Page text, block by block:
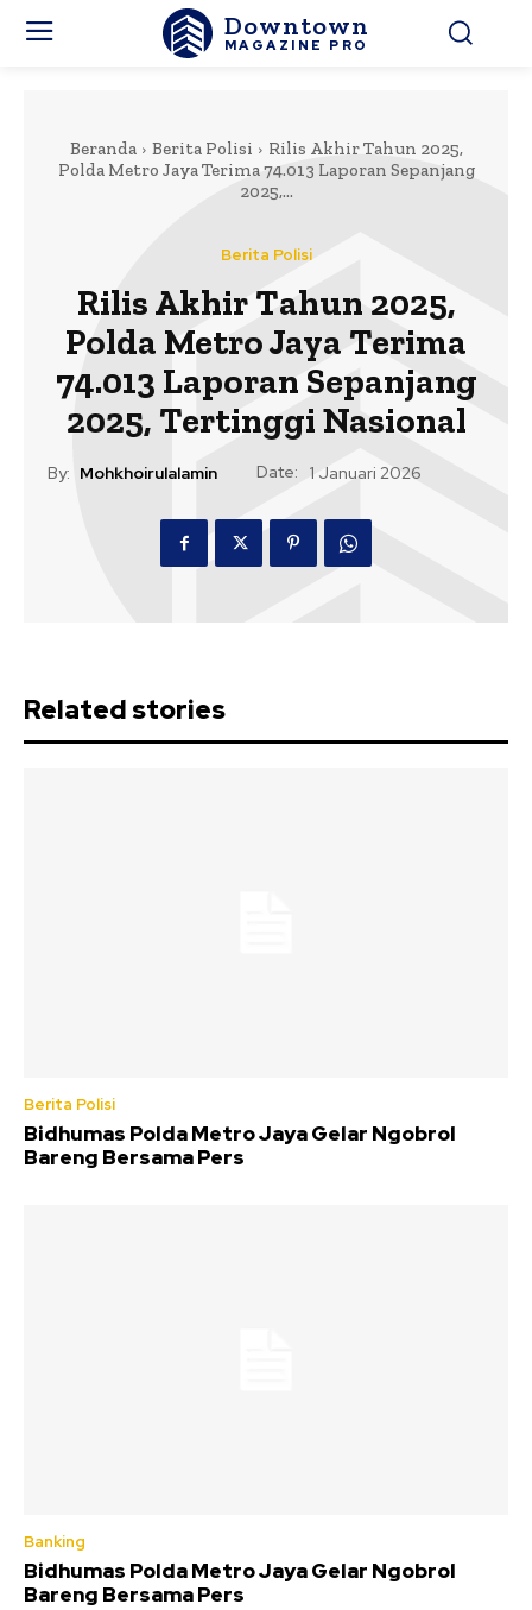
Downtown
MAGAZINE PRO
Beranda Berita Polisi
Rilis Akhir Tahun 2025,
Polda Metro Jaya Terima 74.013 Laporan Sepanjang
2025,...
Berita Polisi
Rilis Akhir Tahun 2025,
Polda Metro Jaya Terima
74.013 Laporan Sepanjang
2025, Tertinggi Nasional
By: Mohkhoirulalamin Date: 1 Januari 2026
Related stories
Berita Polisi
Bidhumas Polda Metro Jaya Gelar Ngobrol
Bareng Bersama Pers
Banking
Bidhumas Polda Metro Jaya Gelar Ngobrol
Bareng Bersama Pers